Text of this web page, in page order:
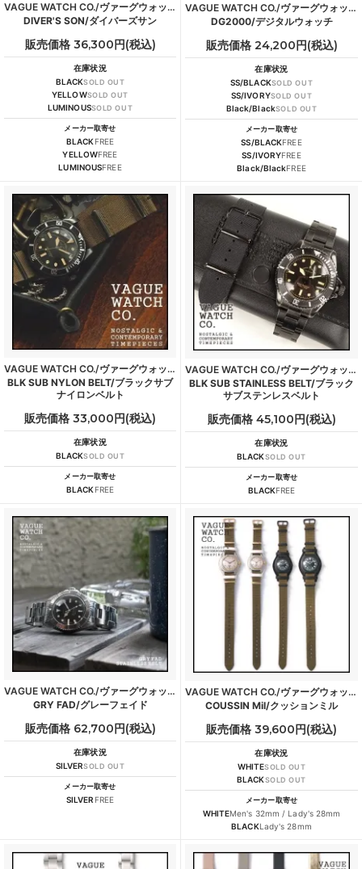
VAGUE WATCH CO./ヴァーグウォッチカンパニー
DIVER'S SON/ダイバーズサン
販売価格 36,300円(税込)
在庫状況
BLACKSOLD OUT
YELLOWSOLD OUT
LUMINOUSSOLD OUT
メーカー取寄せ
BLACKFREE
YELLOWFREE
LUMINOUSFREE
VAGUE WATCH CO./ヴァーグウォッチカンパニー
DG2000/デジタルウォッチ
販売価格 24,200円(税込)
在庫状況
SS/BLACKSOLD OUT
SS/IVORYSOLD OUT
Black/BlackSOLD OUT
メーカー取寄せ
SS/BLACKFREE
SS/IVORYFREE
Black/BlackFREE
VAGUE WATCH CO./ヴァーグウォッチカンパニー
BLK SUB NYLON BELT/ブラックサブ
ナイロンベルト
販売価格 33,000円(税込)
在庫状況
BLACKSOLD OUT
メーカー取寄せ
BLACKFREE
VAGUE WATCH CO./ヴァーグウォッチカンパニー
BLK SUB STAINLESS BELT/ブラック
サブステンレスベルト
販売価格 45,100円(税込)
在庫状況
BLACKSOLD OUT
メーカー取寄せ
BLACKFREE
VAGUE WATCH CO./ヴァーグウォッチカンパニー
GRY FAD/グレーフェイド
販売価格 62,700円(税込)
在庫状況
SILVERSOLD OUT
メーカー取寄せ
SILVER FREE
VAGUE WATCH CO./ヴァーグウォッチカンパニー
COUSSIN Mil/クッションミル
販売価格 39,600円(税込)
在庫状況
WHITESOLD OUT
BLACKSOLD OUT
メーカー取寄せ
WHITEMen's 32mm / Lady's 28mm
BLACKLady's 28mm